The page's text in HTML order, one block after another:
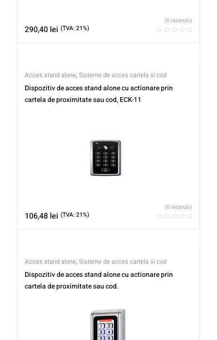
290,40 lei (TVA: 21%)
(0 recenzii)
Acces stand alone, Sisteme de acces cartela si cod
Dispozitiv de acces stand alone cu actionare prin
cartela de proximitate sau cod, ECK-11
106,48 lei (TVA: 21%)
(0 recenzii)
Acces stand alone, Sisteme de acces cartela si cod
Dispozitiv de acces stand alone cu actionare prin
cartela de proximitate sau cod.